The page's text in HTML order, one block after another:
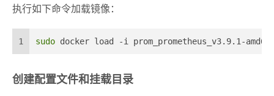
执行如下命令加载镜像：
1 sudo docker load -i prom_prometheus_v3.9.1-
创建配置文件和挂载目录